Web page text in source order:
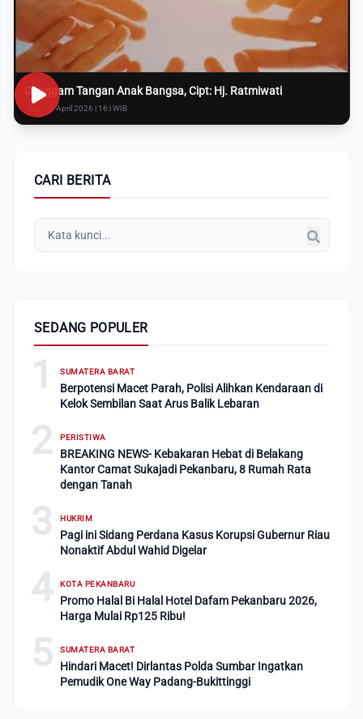
Genggam Tangan Anak Bangsa, Cipt: Hj. Ratmiwati
Rabu, 8 April 2026 | 16:i WIB
CARI BERITA
SEDANG POPULER
1 SUMATERA BARAT
Berpotensi Macet Parah, Polisi Alihkan Kendaraan di
Kelok Sembilan Saat Arus Balik Lebaran
2 PERISTIWA
BREAKING NEWS- Kebakaran Hebat di Belakang
Kantor Camat Sukajadi Pekanbaru, 8 Rumah Rata
dengan Tanah
3 HUKRIM
Pagi ini Sidang Perdana Kasus Korupsi Gubernur Riau
Nonaktif Abdul Wahid Digelar
4 KOTA PEKANBARU
Promo Halal Bi Halal Hotel Dafam Pekanbaru 2026,
Harga Mulai Rp125 Ribu!
5 SUMATERA BARAT
Hindari Macet! Dirlantas Polda Sumbar Ingatkan
Pemudik One Way Padang-Bukittinggi